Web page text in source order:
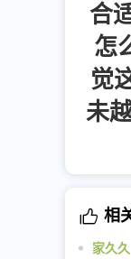
合
怎
觉
未
相
家久久